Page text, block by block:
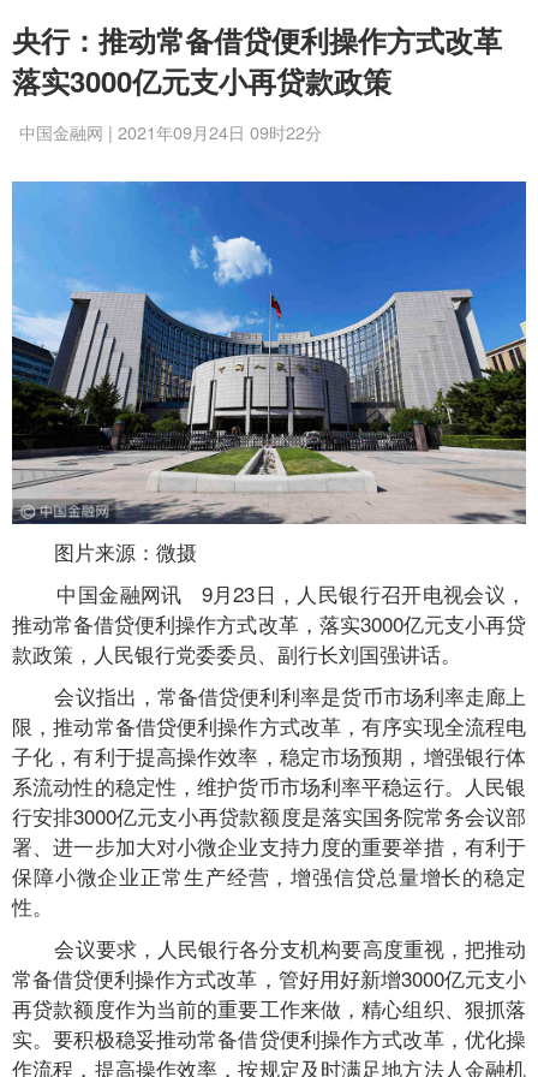
央行：推动常备借贷便利操作方式改革
落实3000亿元支小再贷款政策
中国金融网 | 2021年09月24日 09时22分
图片来源：微摄
中国金融网讯 9月23日，人民银行召开电视会议，
推动常备借贷便利操作方式改革，落实3000亿元支小再贷
款政策，人民银行党委委员、副行长刘国强讲话。
会议指出，常备借贷便利利率是货币市场利率走廊上
限，推动常备借贷便利操作方式改革，有序实现全流程电
子化，有利于提高操作效率，稳定市场预期，增强银行体
系流动性的稳定性，维护货币市场利率平稳运行。人民银
行安排3000亿元支小再贷款额度是落实国务院常务会议部
署、进一步加大对小微企业支持力度的重要举措，有利于
保障小微企业正常生产经营，增强信贷总量增长的稳定
性。
会议要求，人民银行各分支机构要高度重视，把推动
常备借贷便利操作方式改革，管好用好新增3000亿元支小
再贷款额度作为当前的重要工作来做，精心组织、狠抓落
实。要积极稳妥推动常备借贷便利操作方式改革，优化操
作流程，提高操作效率，按规定及时满足地方法人金融机